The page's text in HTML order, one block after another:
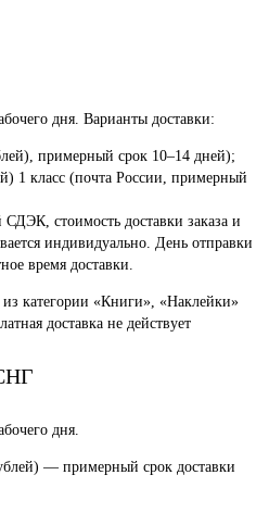
дня. Варианты доставки:
примерный срок 10–14 дней);
1 класс (почта России, примерный
стоимость доставки заказа и
индивидуально. День отправки
время доставки.
из категории «Книги», «Наклейки»
доставка не действует
дня.
— примерный срок доставки